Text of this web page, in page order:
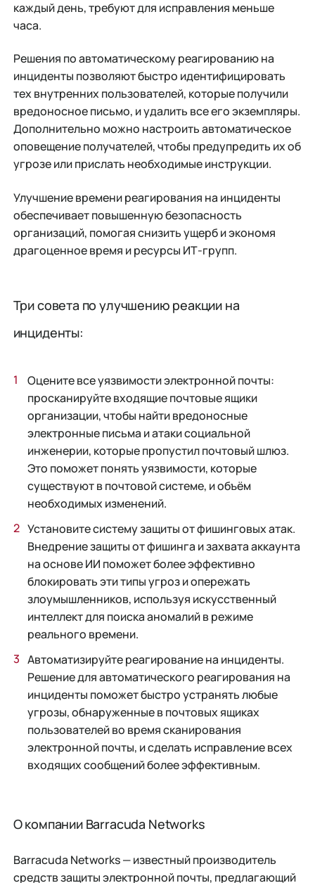
каждый день, требуют для исправления меньше
часа.
Решения по автоматическому реагированию на
инциденты позволяют быстро идентифицировать
тех внутренних пользователей, которые получили
вредоносное письмо, и удалить все его экземпляры.
Дополнительно можно настроить автоматическое
оповещение получателей, чтобы предупредить их об
угрозе или прислать необходимые инструкции.
Улучшение времени реагирования на инциденты
обеспечивает повышенную безопасность
организаций, помогая снизить ущерб и экономя
драгоценное время и ресурсы ИТ-групп.
Три совета по улучшению реакции на
инциденты:
Оцените все уязвимости электронной почты:
просканируйте входящие почтовые ящики
организации, чтобы найти вредоносные
электронные письма и атаки социальной
инженерии, которые пропустил почтовый шлюз.
Это поможет понять уязвимости, которые
существуют в почтовой системе, и объём
необходимых изменений.
Установите систему защиты от фишинговых атак.
Внедрение защиты от фишинга и захвата аккаунта
на основе ИИ поможет более эффективно
блокировать эти типы угроз и опережать
злоумышленников, используя искусственный
интеллект для поиска аномалий в режиме
реального времени.
Автоматизируйте реагирование на инциденты.
Решение для автоматического реагирования на
инциденты поможет быстро устранять любые
угрозы, обнаруженные в почтовых ящиках
пользователей во время сканирования
электронной почты, и сделать исправление всех
входящих сообщений более эффективным.
О компании Barracuda Networks
Barracuda Networks — известный производитель
средств защиты электронной почты, предлагающий